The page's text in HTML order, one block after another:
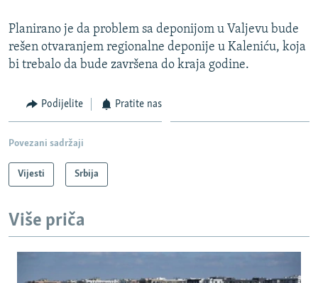
Planirano je da problem sa deponijom u Valjevu bude
rešen otvaranjem regionalne deponije u Kaleniću, koja
bi trebalo da bude završena do kraja godine.
Podijelite Pratite nas
Povezani sadržaji
Vijesti Srbija
Više priča